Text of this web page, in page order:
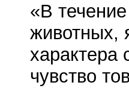
«В
животных,
характера
чувство